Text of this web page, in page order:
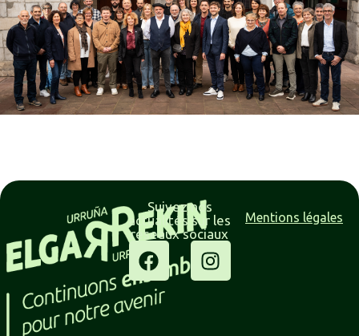
Suivez nos
actualités sur les
réseaux sociaux
Mentions légales